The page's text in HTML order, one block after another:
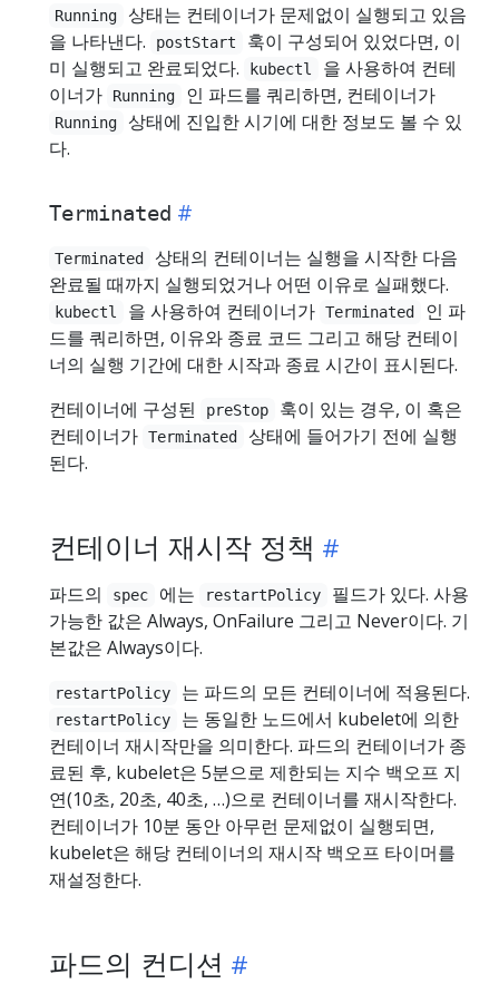
Running
상태는 컨테이너가 문제없이 실행되고 있음
을 나타낸다.
postStart
훅이 구성되어 있었다면, 이
미 실행되고 완료되었다.
kubectl
을 사용하여 컨테
이너가
Running 인 파드를 쿼리하면, 컨테이너가
Running
상태에 진입한 시기에 대한 정보도 볼 수 있
다.
Terminated
Terminated
상태의 컨테이너는 실행을 시작한 다음
완료될 때까지 실행되었거나 어떤 이유로 실패했다.
kubectl 을 사용하여 컨테이너가 Terminated
인 파
드를 쿼리하면, 이유와 종료 코드 그리고 해당 컨테이
너의 실행 기간에 대한 시작과 종료 시간이 표시된다.
컨테이너에 구성된
preStop
훅이 있는 경우, 이 혹은
컨테이너가 Terminated
상태에 들어가기 전에 실행
된다.
컨테이너 재시작 정책
파드의 spec 에는 restartPolicy
필드가 있다. 사용
가능한 값은 Always, OnFailure 그리고 Never이다. 기
본값은 Always이다.
restartPolicy 는 파드의 모든 컨테이너에 적용된다.
restartPolicy
는 동일한 노드에서 kubelet에 의한
컨테이너 재시작만을 의미한다. 파드의 컨테이너가 종
료된 후, kubelet은 5분으로 제한되는 지수 백오프 지
연(10초, 20초, 40초, …)으로 컨테이너를 재시작한다.
컨테이너가 10분 동안 아무런 문제없이 실행되면,
kubelet은 해당 컨테이너의 재시작 백오프 타이머를
재설정한다.
파드의 컨디션